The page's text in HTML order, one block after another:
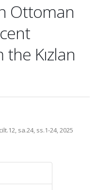
Ottoman
Kızlan
sa.24, ss.1-24, 2025